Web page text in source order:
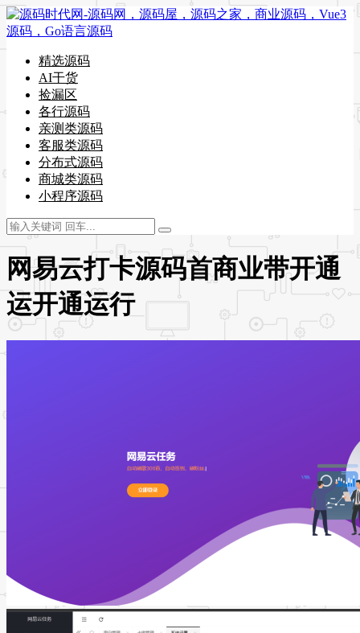
精选源码
AI干货
捡漏区
各行源码
亲测类源码
客服类源码
分布式源码
商城类源码
小程序源码
网易云打卡源码首商业带开通
运开通运行